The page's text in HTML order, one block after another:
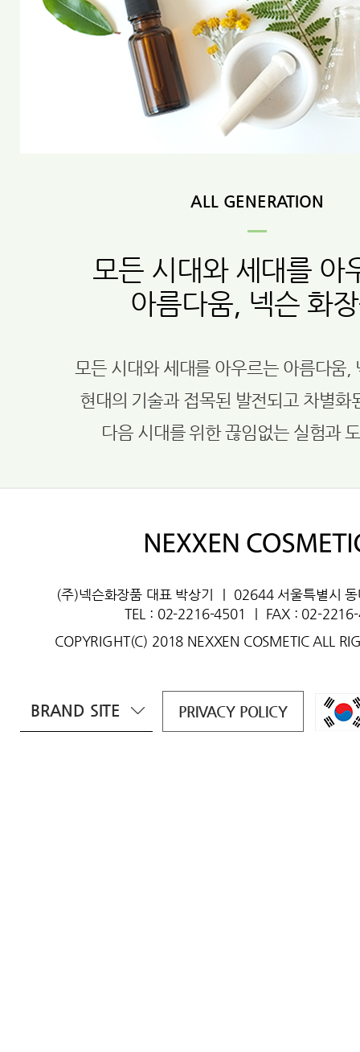
ALL GENERATION
모든 시대와 세대를 아
아름다움, 넥슨 화
모든 시대와 세대를 아우르는 아름다움,
현대의 기술과 접목된 발전되고 차별화
다음 시대를 위한 끊임없는 실험과
(주)넥슨화장품 대표 박상기
02644 서울특별시
TEL : 02-2216-4501
FAX : 02-
COPYRIGHT(C) 2018 NEXXEN COSMETIC ALL
BRAND SITE PRIVACY POLICY